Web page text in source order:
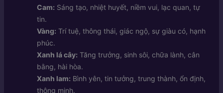
Cam: Sáng tạo, nhiệt huyết, niềm vui, lạc quan, tự
tin.
Vàng: Trí tuệ, thông thái, giác ngộ, sự giàu có, hạnh
phúc.
Xanh lá cây: Tăng trưởng, sinh sôi, chữa lành, cân
bằng, hài hòa.
Xanh lam: Bình yên, tin tưởng, trung thành, ổn định,
thông minh.